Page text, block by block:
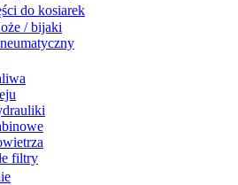
do kosiarek
/ bijaki
filtry